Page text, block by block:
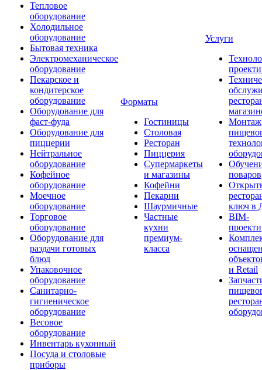
Тепловое
оборудование
Холодильное
оборудование
Бытовая техника
Электромеханическое
оборудование
Пекарское и
кондитерское
оборудование
Оборудование для
фаст-фуда
Оборудование для
пиццерии
Нейтральное
оборудование
Кофейное
оборудование
Моечное
оборудование
Торговое
оборудование
Оборудование для
раздачи готовых
блюд
Упаковочное
оборудование
Санитарно-
гигиеническое
оборудование
Весовое
оборудование
Инвентарь кухонный
Посуда и столовые
приборы
Форматы
Гостиницы
Столовая
Ресторан
Пиццерия
Супермаркеты
и магазины
Кофейни
Пекарни
Шаурмичные
Частные
кухни
премиум-
класса
Услуги
Монтаж
поваров
ключ в
BIM-
и Retail